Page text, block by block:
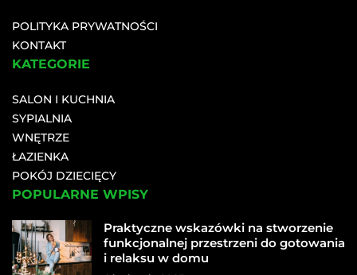
POLITYKA PRYWATNOŚCI
KONTAKT
KATEGORIE
SALON I KUCHNIA
SYPIALNIA
WNĘTRZE
ŁAZIENKA
POKÓJ DZIECIĘCY
POPULARNE WPISY
Praktyczne wskazówki na stworzenie
funkcjonalnej przestrzeni do gotowania
i relaksu w domu